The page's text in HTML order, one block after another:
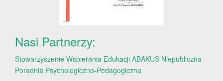
Nasi Partnerzy:
Stowarzyszenie Wspierania Edukacji ABAKUS Niepubliczna
Poradnia Psychologiczno-Pedagogiczna